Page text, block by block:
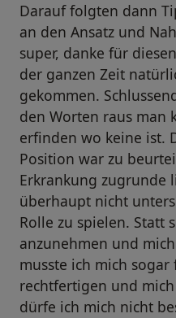
Darauf folgten dann
an den Ansatz und
super, danke für
der ganzen Zeit
gekommen.
den Worten raus man
erfinden wo keine ist.
Position war zu
Erkrankung zugrunde
überhaupt nicht
Rolle zu spielen. Statt
anzunehmen und
musste ich mich
rechtfertigen und
dürfe ich mich nicht